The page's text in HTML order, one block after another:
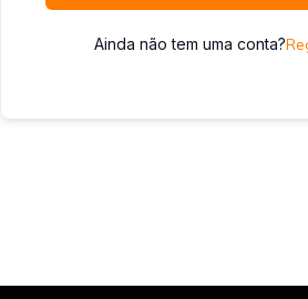
Ainda não tem uma conta?